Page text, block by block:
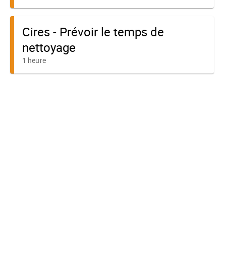
Cires - Prévoir le temps de
nettoyage
1 heure